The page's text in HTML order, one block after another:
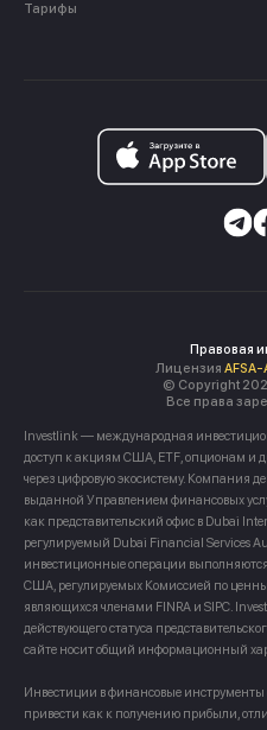
Тарифы
Правовая
Лицензия
© Copyright
Все права
Investlink — международная
доступ к акциям США, ETF, опционам и
через цифровую экосистему. Компания
выданной Управлением финансовых
как представительский офис в Dubai
регулируемый Dubai Financial Services
инвестиционные операции
США, регулируемых Комиссией по
являющихся членами FINRA и SIPC.
действующего статуса
сайте носит общий информационный
Инвестиции в финансовые
привести как к получению прибыли,